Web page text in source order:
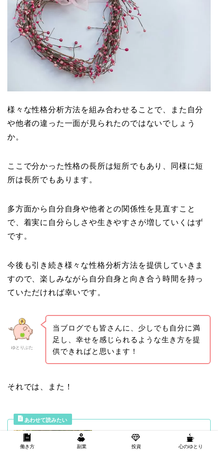
様々な性格分析方法を組み合わせることで、また自分
や他者の違った一面が見られたのではないでしょう
か。
ここで分かった性格の長所は短所でもあり、同様に短
所は長所でもあります。
多方面から自分自身や他者との関係性を見直すこと
で、着実に自分らしさや生きやすさが増していくはず
です。
今後も引き続き様々な性格分析方法を提供していきま
すので、楽しみながら自分自身と向き合う時間を持っ
ていただければ幸いです。
ゆとりぶた
当ブログでも皆さんに、少しでも自分に満
足し、幸せを感じられるような生き方を提
供できればと思います！
それでは、また！
【性格診断】MBTI×エニアグラ
ム（トライタイプ）の相性・相
働き方 副業 投資 心のゆとり